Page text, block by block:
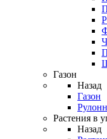
Газон
Назад
Газон
Растения в
Назад